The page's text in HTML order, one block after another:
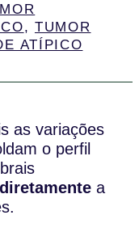
, TUMOR
ATÍPICO
as variações
o perfil
a